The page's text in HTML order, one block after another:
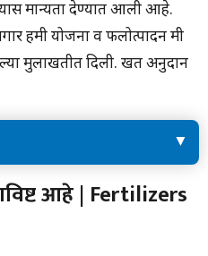
मान्यता देण्यात आली आहे.
हमी योजना व फलोत्पादन मंत्री
मुलाखतीत दिली. खत अनुदान
Fertilizers Big Decision
आहे | Fertilizers